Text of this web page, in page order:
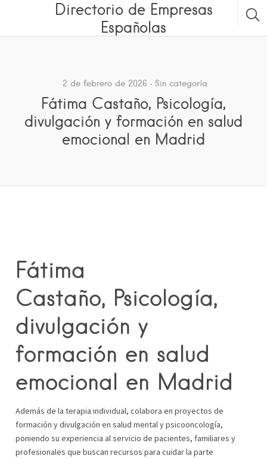
Directorio de Empresas
Españolas
2 de febrero de 2026 Sin categoría
Fátima Castaño, Psicología,
divulgación y formación en salud
emocional en Madrid
Fátima
Castaño, Psicología,
divulgación y
formación en salud
emocional en Madrid
Además de la terapia individual, colabora en proyectos de
formación y divulgación en salud mental y psicooncología,
poniendo su experiencia al servicio de pacientes, familiares y
profesionales que buscan recursos para cuidar la parte